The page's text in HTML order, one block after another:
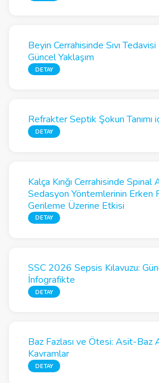
Beyin Cerrahisinde Sıvı
Güncel Yaklaşım
DETAY
Refrakter Septik Şokun Tanımı
DETAY
Kalça Kırığı Cerrahisinde
Sedasyon Yöntemlerinin
Gerileme Üzerine Etkisi
DETAY
SSC 2026 Sepsis Kılavuzu:
İnfografikte
DETAY
Baz Fazlası ve Ötesi: Asit-Baz
Kavramlar
DETAY